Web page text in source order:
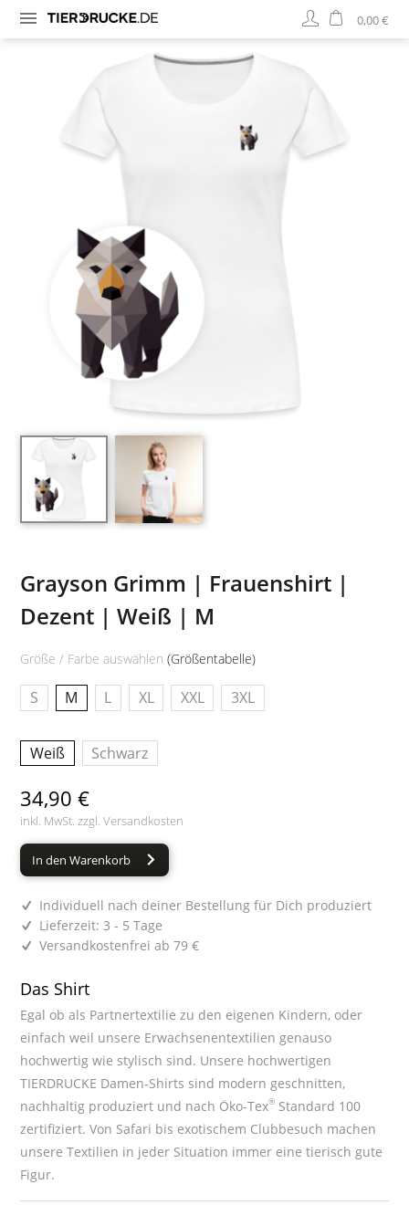
0,00 €
Grayson Grimm | Frauenshirt |
Dezent | Weiß | M
Größe / Farbe auswählen(Größentabelle)
S M L XL XXL 3XL
Weiß Schwarz
34,90 €
inkl. MwSt. zzgl.Versandkosten
In den Warenkorb
Individuell nach deiner Bestellung für Dich produziert
Lieferzeit: 3 - 5 Tage
Versandkostenfrei ab 79 €
Das Shirt
Egal ob als Partnertextilie zu den eigenen Kindern, oder
einfach weil unsere Erwachsenentextilien genauso
hochwertig wie stylisch sind. Unsere hochwertigen
TIERDRUCKE Damen-Shirts sind modern geschnitten,
nachhaltig produziert und nach Öko-Tex® Standard 100
zertifiziert. Von Safari bis exotischem Clubbesuch machen
unsere Textilien in jeder Situation immer eine tierisch gute
Figur.